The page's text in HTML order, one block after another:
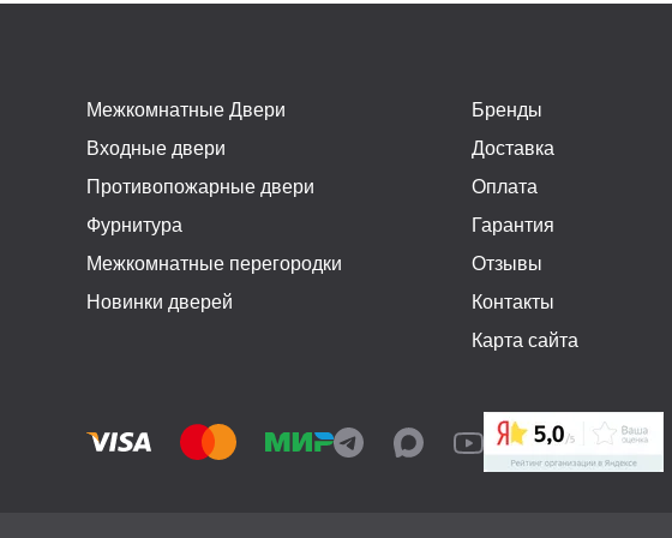
Межкомнатные Двери
Входные двери
Противопожарные двери
Фурнитура
Межкомнатные перегородки
Новинки дверей
Бренды
Доставка
Оплата
Гарантия
Отзывы
Контакты
Карта сайта